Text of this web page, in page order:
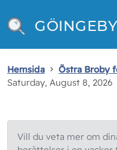
Hemsida
Östra Broby
Saturday, August 8, 2026
Vill du veta mer om